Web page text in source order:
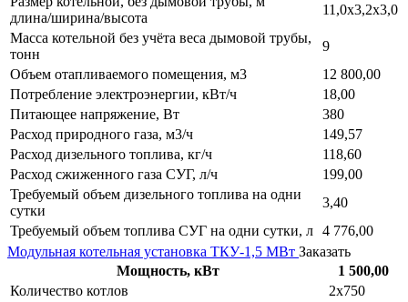
длина/ширина/высота
11,0х3,2х3,0
Масса котельной без учёта веса дымовой трубы,
тонн
9
Объем отапливаемого помещения, м3
12 800,00
Потребление электроэнергии, кВт/ч
18,00
Питающее напряжение, Вт
380
Расход природного газа, м3/ч
149,57
Расход дизельного топлива, кг/ч
118,60
Расход сжиженного газа СУГ, л/ч
199,00
Требуемый объем дизельного топлива на одни
сутки
3,40
Требуемый объем топлива СУГ на одни сутки, л 4 776,00
Модульная котельная установка ТКУ-1,5 МВт Заказать
Мощность, кВт
1 500,00
Количество котлов
2х750